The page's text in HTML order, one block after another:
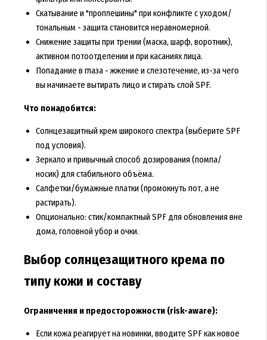
Скатывание и "проплешины" при конфликте с уходом/
тональным - защита становится неравномерной.
Снижение защиты при трении (маска, шарф, воротник),
активном потоотделении и при касаниях лица.
Попадание в глаза - жжение и слезотечение, из-за чего
вы начинаете вытирать лицо и стирать слой SPF.
Что понадобится:
Солнцезащитный крем широкого спектра (выберите SPF
под условия).
Зеркало и привычный способ дозирования (помпа/
носик) для стабильного объёма.
Салфетки/бумажные платки (промокнуть пот, а не
растирать).
Опционально: стик/компактный SPF для обновления вне
дома, головной убор и очки.
Выбор солнцезащитного крема по
типу кожи и составу
Ограничения и предосторожности (risk-aware):
Если кожа реагирует на новинки, вводите SPF как новое